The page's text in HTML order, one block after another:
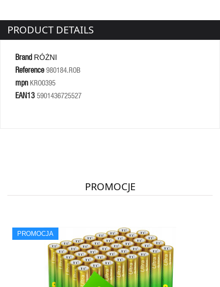
PRODUCT DETAILS
Brand RÓŻNI
Reference 980184.ROB
mpn KRO0395
EAN13 5901436725527
PROMOCJE
PROMOCJA
QUICK VIEW